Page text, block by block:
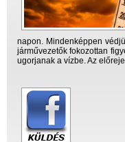
napon. Mindenképpen
járművezetők fokozottan
ugorjanak a vízbe. Az